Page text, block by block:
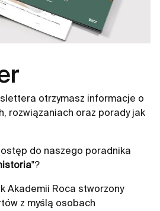
otrzymasz informacje o
rozwiązaniach oraz porady jak
do naszego poradnika
"?
Akademii Roca stworzony
z myślą osobach